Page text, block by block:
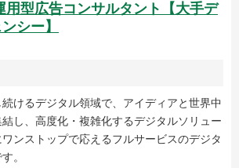
用型広告コンサルタント【大手デ
シー】
けるデジタル領域で、アイディアと世界中
し、高度化・複雑化するデジタルソリュー
ンストップで応えるフルサービスのデジタ
。